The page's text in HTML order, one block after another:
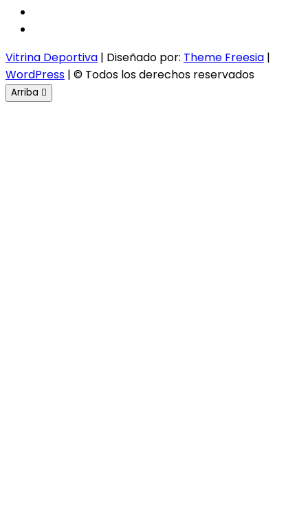
Vitrina Deportiva | Diseñado por: Theme Freesia |
WordPress | © Todos los derechos reservados
Arriba